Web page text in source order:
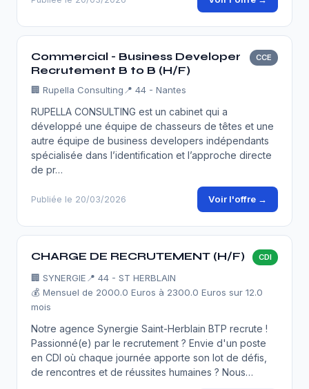
Commercial - Business Developer
Recrutement B to B (H/F)
CCE
🏢 Rupella Consulting 📍 44 - Nantes
RUPELLA CONSULTING est un cabinet qui a
développé une équipe de chasseurs de têtes et une
autre équipe de business developers indépendants
spécialisée dans l’identification et l’approche directe
de pr…
Publiée le 20/03/2026 Voir l'offre →
CHARGE DE RECRUTEMENT (H/F) CDI
🏢 SYNERGIE 📍 44 - ST HERBLAIN
💰 Mensuel de 2000.0 Euros à 2300.0 Euros sur 12.0
mois
Notre agence Synergie Saint-Herblain BTP recrute !
Passionné(e) par le recrutement ? Envie d'un poste
en CDI où chaque journée apporte son lot de défis,
de rencontres et de réussites humaines ? Nous…